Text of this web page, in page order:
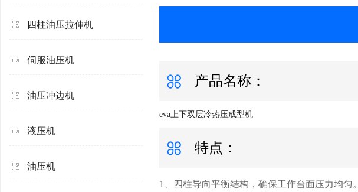
四柱油压拉伸机
伺服油压机
油压冲边机
液压机
油压机
产品名称：
eva上下双层冷热压成型机
特点：
1、四柱导向平衡结构，确保工作台面压力均匀。